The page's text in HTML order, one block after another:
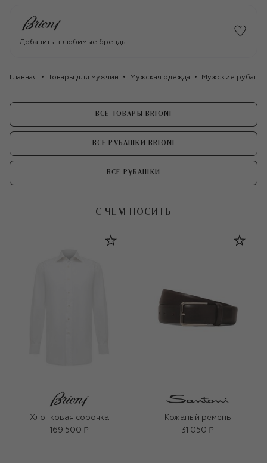
Добавить в любимые бренды
Главная Товары для мужчин Мужская одежда Мужские
ВСЕ ТОВАРЫ BRIONI
ВСЕ РУБАШКИ BRIONI
ВСЕ РУБАШКИ
С ЧЕМ НОСИТЬ
Хлопковая сорочка
169 500 ₽
Кожаный ремень
31 050 ₽